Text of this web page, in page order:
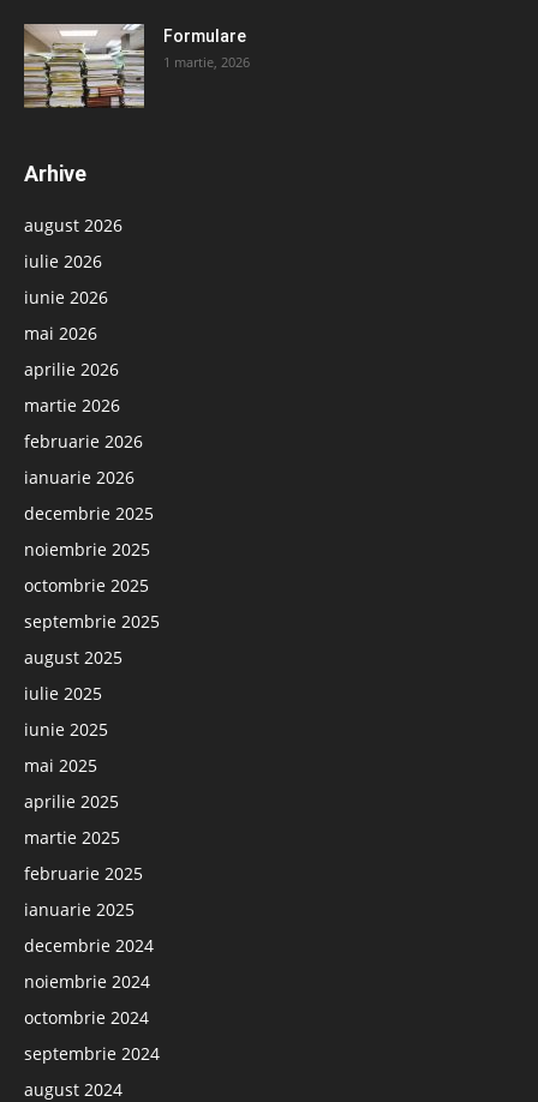
Formulare
1 martie, 2026
Arhive
august 2026
iulie 2026
iunie 2026
mai 2026
aprilie 2026
martie 2026
februarie 2026
ianuarie 2026
decembrie 2025
noiembrie 2025
octombrie 2025
septembrie 2025
august 2025
iulie 2025
iunie 2025
mai 2025
aprilie 2025
martie 2025
februarie 2025
ianuarie 2025
decembrie 2024
noiembrie 2024
octombrie 2024
septembrie 2024
august 2024